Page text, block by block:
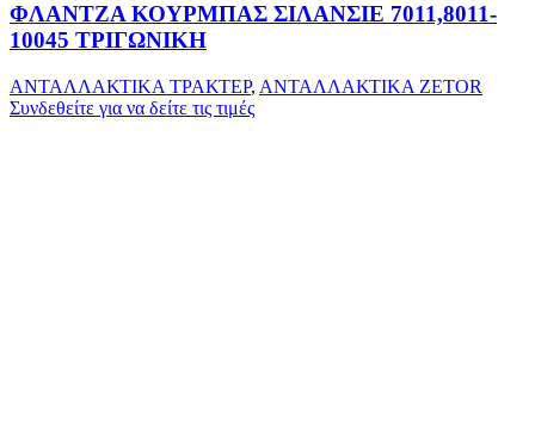
ΦΛΑΝΤΖΑ ΚΟΥΡΜΠΑΣ ΣΙΛΑΝΣΙΕ 7011,8011-
10045 ΤΡΙΓΩΝΙΚΗ
ΑΝΤΑΛΛΑΚΤΙΚΑ ΤΡΑΚΤΕΡ, ΑΝΤΑΛΛΑΚΤΙΚΑ ZETOR
Συνδεθείτε για να δείτε τις τιμές